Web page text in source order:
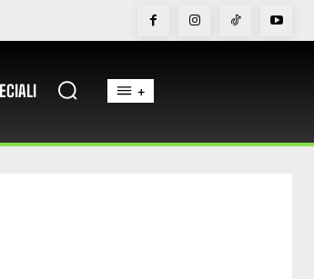
+